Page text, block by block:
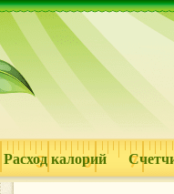
Расход калорий